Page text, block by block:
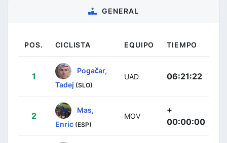
GENERAL
POS. CICLISTA EQUIPO TIEMPO
1
Pogačar,
Tadej (SLO)
UAD 06:21:22
2
Mas,
Enric (ESP)
MOV
+
00:00:00